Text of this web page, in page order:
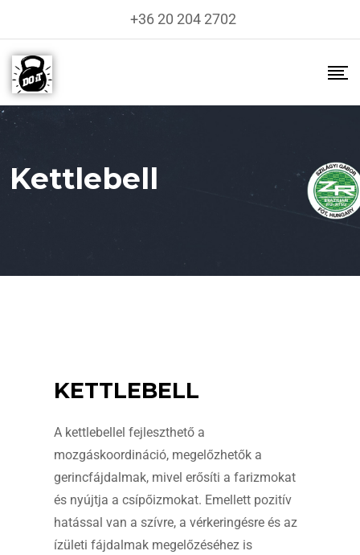
+36 20 204 2702
Kettlebell
KETTLEBELL
A kettlebellel fejleszthető a
mozgáskoordináció, megelőzhetők a
gerincfájdalmak, mivel erősíti a farizmokat
és nyújtja a csípőizmokat. Emellett pozitív
hatással van a szívre, a vérkeringésre és az
ízületi fájdalmak megelőzéséhez is